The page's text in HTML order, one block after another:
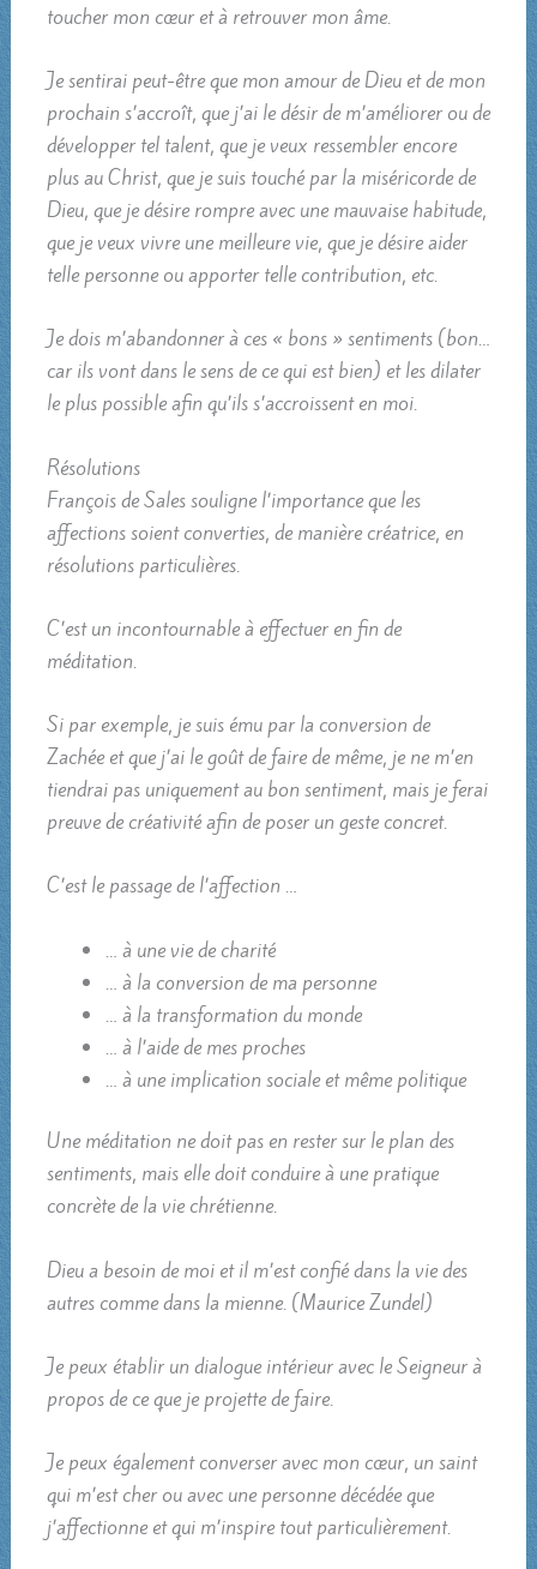
toucher mon cœur et à retrouver mon âme.
Je sentirai peut-être que mon amour de Dieu et de mon
prochain s’accroît, que j’ai le désir de m’améliorer ou de
développer tel talent, que je veux ressembler encore
plus au Christ, que je suis touché par la miséricorde de
Dieu, que je désire rompre avec une mauvaise habitude,
que je veux vivre une meilleure vie, que je désire aider
telle personne ou apporter telle contribution, etc.
Je dois m’abandonner à ces « bons » sentiments (bon…
car ils vont dans le sens de ce qui est bien) et les dilater
le plus possible afin qu’ils s’accroissent en moi.
Résolutions
François de Sales souligne l’importance que les
affections soient converties, de manière créatrice, en
résolutions particulières.
C’est un incontournable à effectuer en fin de
méditation.
Si par exemple, je suis ému par la conversion de
Zachée et que j’ai le goût de faire de même, je ne m’en
tiendrai pas uniquement au bon sentiment, mais je ferai
preuve de créativité afin de poser un geste concret.
C’est le passage de l’affection …
… à une vie de charité
… à la conversion de ma personne
… à la transformation du monde
… à l’aide de mes proches
… à une implication sociale et même politique
Une méditation ne doit pas en rester sur le plan des
sentiments, mais elle doit conduire à une pratique
concrète de la vie chrétienne.
Dieu a besoin de moi et il m’est confié dans la vie des
autres comme dans la mienne. (Maurice Zundel)
Je peux établir un dialogue intérieur avec le Seigneur à
propos de ce que je projette de faire.
Je peux également converser avec mon cœur, un saint
qui m’est cher ou avec une personne décédée que
j’affectionne et qui m’inspire tout particulièrement.